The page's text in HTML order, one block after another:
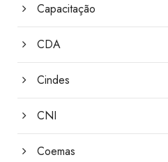
Capacitação
CDA
Cindes
CNI
Coemas